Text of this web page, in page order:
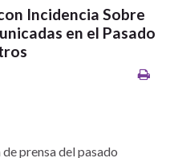
Incidencia Sobre
en el Pasado
prensa del pasado